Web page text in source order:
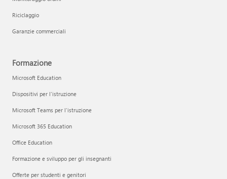
Riciclaggio
Garanzie commerciali
Formazione
Microsoft Education
Dispositivi per l'istruzione
Microsoft Teams per l'istruzione
Microsoft 365 Education
Office Education
Formazione e sviluppo per gli insegnanti
Offerte per studenti e genitori